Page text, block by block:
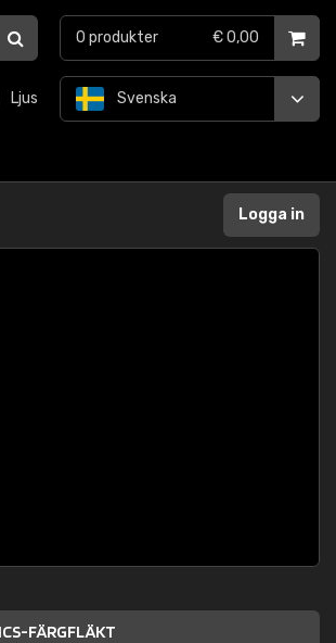
Ljus Svenska
0 produkter € 0,00
Logga in
FÄRGFLÄKT